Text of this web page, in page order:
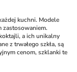
kuchni. Modele
zastosowaniem.
a ich unikalny
z trwałego szkła, są
cenom, szklanki te